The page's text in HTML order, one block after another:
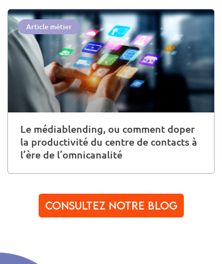
Article métier
Le médiablending, ou comment doper
la productivité du centre de contacts à
l’ère de l’omnicanalité
Consultez notre blog